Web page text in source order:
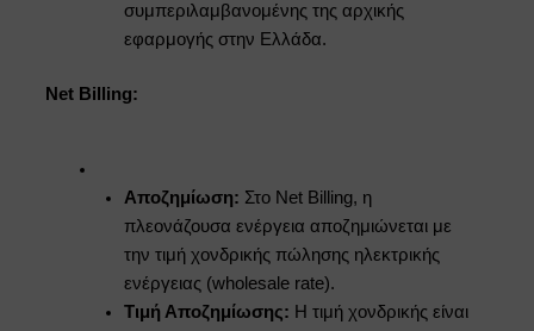
συμπεριλαμβανομένης της αρχικής
εφαρμογής στην Ελλάδα.
Net Billing:
Αποζημίωση: Στο Net Billing, η
πλεονάζουσα ενέργεια αποζημιώνεται με
την τιμή χονδρικής πώλησης ηλεκτρικής
ενέργειας (wholesale rate).
Τιμή Αποζημίωσης: Η τιμή χονδρικής είναι